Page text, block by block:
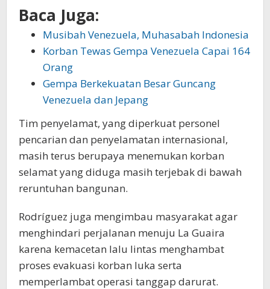
Baca Juga:
Musibah Venezuela, Muhasabah Indonesia
Korban Tewas Gempa Venezuela Capai 164
Orang
Gempa Berkekuatan Besar Guncang
Venezuela dan Jepang
Tim penyelamat, yang diperkuat personel
pencarian dan penyelamatan internasional,
masih terus berupaya menemukan korban
selamat yang diduga masih terjebak di bawah
reruntuhan bangunan.
Rodríguez juga mengimbau masyarakat agar
menghindari perjalanan menuju La Guaira
karena kemacetan lalu lintas menghambat
proses evakuasi korban luka serta
memperlambat operasi tanggap darurat.